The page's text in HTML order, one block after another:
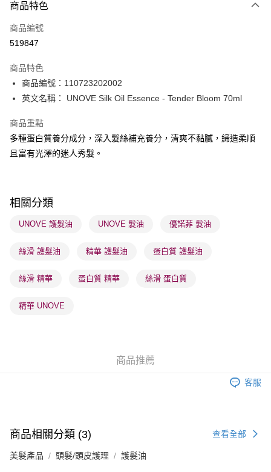
信用卡
Apple Pay
PayMe
WeChat Pay
BoC Pay
送貨方式
每筆HK$65.00，滿HK$300.00或以上免運費
確認發貨後1-3 工作天送達，訂單將隨機分配至SF順豐速運或京東
每筆HK$65.00，滿HK$300.00或以上免運費
(香港門市) 只顯示可選門市。確認發貨後2-5個工作天到店，3天內
(澳門門市) 只顯示可選門市。確認發貨後2-5個工作天到店，3天內
商品特色
商品編號
519847
商品特色
商品編號：110723202002
英文名稱： UNOVE Silk Oil Essence - Tender Bloom 70ml
商品重點
多種蛋白質養分成分，深入髮絲補充養分，清爽不黏膩，締造柔順
且富有光澤的迷人秀髮。
相關分類
UNOVE 護髮油 UNOVE 髮油 優諾菲 髮油
絲滑 護髮油 精華 護髮油 蛋白質 護髮油
絲滑 精華 蛋白質 精華 絲滑 蛋白質
精華 UNOVE
商品推薦
客服
商品相關分類 (3) 查看全部
美髮產品 頭髮/頭皮護理 護髮油